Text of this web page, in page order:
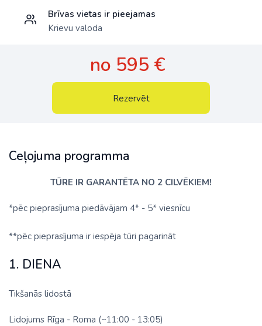
Ceļojuma programma
TŪRE IR GARANTĒTA NO 2 CILVĒKIEM!
*pēc pieprasījuma piedāvājam 4* - 5* viesnīcu
**pēc pieprasījuma ir iespēja tūri pagarināt
1. DIENA
Tikšanās lidostā
Lidojums Rīga - Roma (~11:00 - 13:05)
Brīvas vietas ir pieejamas
Krievu valoda
no 595 €
Rezervēt